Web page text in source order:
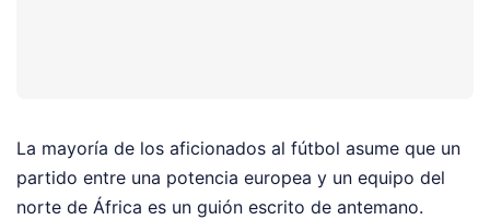
La mayoría de los aficionados al fútbol asume que un
partido entre una potencia europea y un equipo del
norte de África es un guión escrito de antemano.